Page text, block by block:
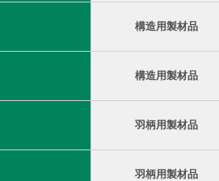
構造用製材品
構造用製材品
羽柄用製材品
羽柄用製材品